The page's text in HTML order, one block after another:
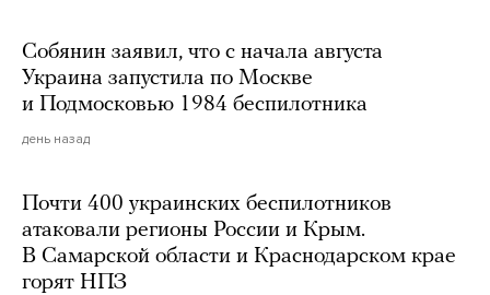
Собянин заявил, что с начала августа
Украина запустила по Москве
и Подмосковью 1984 беспилотника
день назад
Почти 400 украинских беспилотников
атаковали регионы России и Крым.
В Самарской области и Краснодарском крае
горят НПЗ